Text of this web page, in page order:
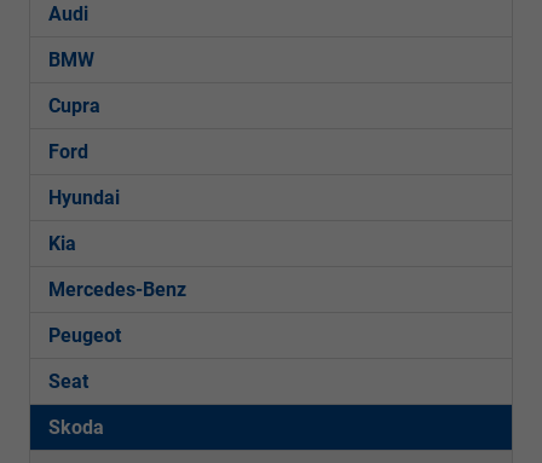
Audi
BMW
Cupra
Ford
Hyundai
Kia
Mercedes-Benz
Peugeot
Seat
Skoda